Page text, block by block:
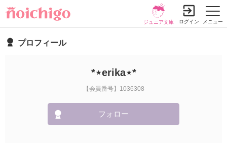
メニュー
ジュニア文庫 ログイン
プロフィール
*‎⋆erika⋆*
【会員番号】1036308
フォロー